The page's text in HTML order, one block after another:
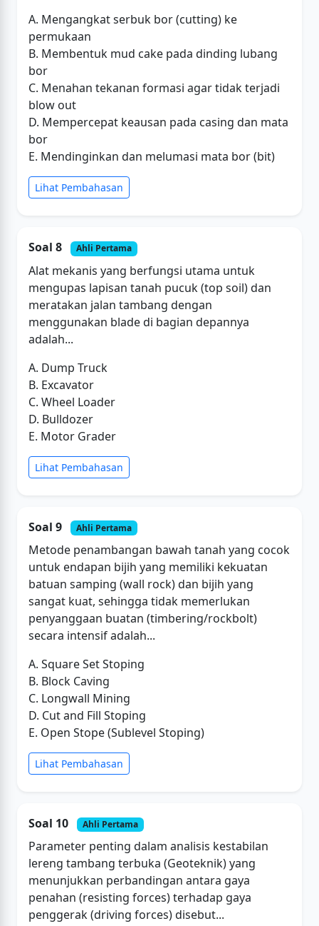
A. Mengangkat serbuk bor (cutting) ke
permukaan
B. Membentuk mud cake pada dinding lubang
bor
C. Menahan tekanan formasi agar tidak terjadi
blow out
D. Mempercepat keausan pada casing dan mata
bor
E. Mendinginkan dan melumasi mata bor (bit)
Lihat Pembahasan
Soal 8 Ahli Pertama
Alat mekanis yang berfungsi utama untuk
mengupas lapisan tanah pucuk (top soil) dan
meratakan jalan tambang dengan
menggunakan blade di bagian depannya
adalah...
A. Dump Truck
B. Excavator
C. Wheel Loader
D. Bulldozer
E. Motor Grader
Lihat Pembahasan
Soal 9 Ahli Pertama
Metode penambangan bawah tanah yang cocok
untuk endapan bijih yang memiliki kekuatan
batuan samping (wall rock) dan bijih yang
sangat kuat, sehingga tidak memerlukan
penyanggaan buatan (timbering/rockbolt)
secara intensif adalah...
A. Square Set Stoping
B. Block Caving
C. Longwall Mining
D. Cut and Fill Stoping
E. Open Stope (Sublevel Stoping)
Lihat Pembahasan
Soal 10 Ahli Pertama
Parameter penting dalam analisis kestabilan
lereng tambang terbuka (Geoteknik) yang
menunjukkan perbandingan antara gaya
penahan (resisting forces) terhadap gaya
penggerak (driving forces) disebut...